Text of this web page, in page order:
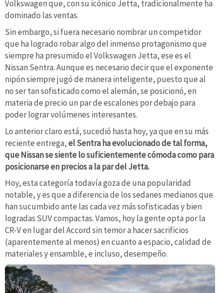
Volkswagen que, con su icónico Jetta, tradicionalmente ha
dominado las ventas.
Sin embargo, si fuera necesario nombrar un competidor
que ha logrado robar algo del inmenso protagonismo que
siempre ha presumido el Volkswagen Jetta, ese es el
Nissan Sentra. Aunque es necesario decir que el exponente
nipón siempre jugó de manera inteligente, puesto que al
no ser tan sofisticado como el alemán, se posicionó, en
materia de precio un par de escalones por debajo para
poder lograr volúmenes interesantes.
Lo anterior claro está, sucedió hasta hoy, ya que en su más
reciente entrega,el Sentra ha evolucionado de tal forma,
que Nissan se siente lo suficientemente cómoda como para
posicionarse en precios a la par del Jetta.
Hoy, esta categoría todavía goza de una popularidad
notable, y es que a diferencia de los sedanes medianos que
han sucumbido ante las cada vez más sofisticadas y bien
logradas SUV compactas. Vamos, hoy la gente opta por la
CR-V en lugar del Accord sin temor a hacer sacrificios
(aparentemente al menos) en cuanto a espacio, calidad de
materiales y ensamble, e incluso, desempeño.